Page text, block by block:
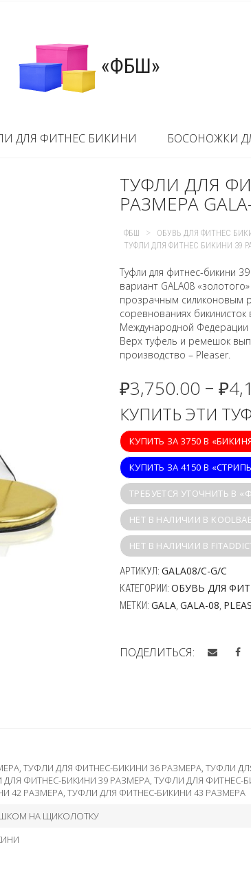
«ФБШ»
ДЛЯ ФИТНЕС БИКИНИ БОСОНОЖКИ
ТУФЛИ ДЛЯ
РАЗМЕРА
ФБШ > ОБУВЬ ДЛЯ ФИТНЕС
ТУФЛИ ДЛЯ ФИТНЕС БИКИНИ 39
Туфли для фитнес-бикини
вариант GALA08
прозрачным силиконовым
соревнованиях
Международной Федерации
Верх туфель и ремешок
производство – Pleaser.
₽3,750.00 – ₽
КУПИТЬ ЭТИ
КУПИТЬ ЗА 3750 В
КУПИТЬ ЗА 4150 В
ТРЕБУЕТСЯ УТОЧНИТЬ В
НЕТ В НАЛИЧИИ В
НЕТ В НАЛИЧИИ В
АРТИКУЛ: GALA08/C-G/C
КАТЕГОРИИ: ОБУВЬ ДЛЯ
МЕТКИ: GALA GALA-08
ПОДЕЛИТЬСЯ:
, ТУФЛИ ДЛЯ ФИТНЕС-БИКИНИ 36 РАЗМЕРА, ТУФЛИ
ДЛЯ ФИТНЕС-БИКИНИ 39 РАЗМЕРА, ТУФЛИ ДЛЯ ФИТНЕС-
42 РАЗМЕРА, ТУФЛИ ДЛЯ ФИТНЕС-БИКИНИ 43 РАЗМЕРА
НА ЩИКОЛОТКУ